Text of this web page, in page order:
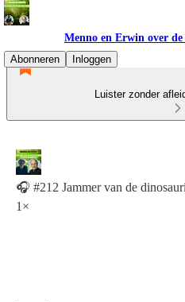
Menno en Erwin over
Abonneren
Inloggen
Luister zonder
🎧 #212 Jammer van de
1×